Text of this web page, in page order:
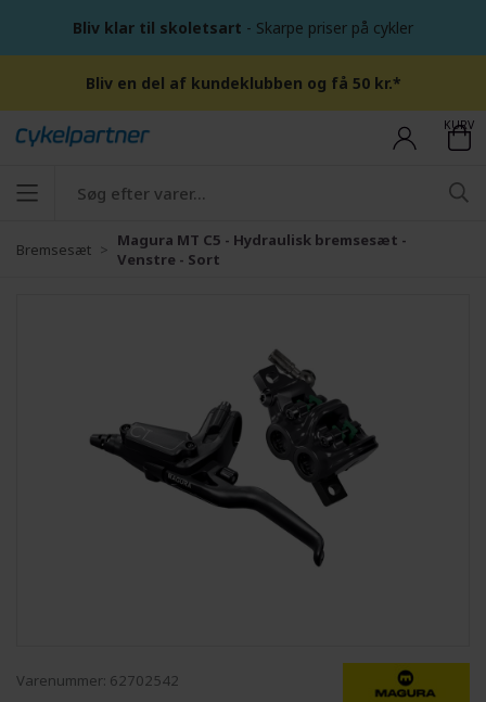
Bliv klar til skoletsart - Skarpe priser på cykler
Bliv en del af kundeklubben og få 50 kr.*
KURV
Bremsesæt
Magura MT C5 - Hydraulisk bremsesæt -
Venstre - Sort
Varenummer: 62702542